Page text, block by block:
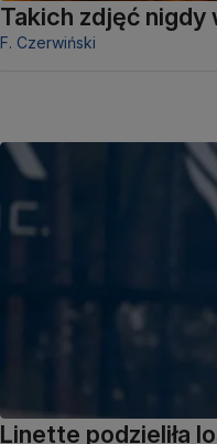
Takich zdjęć nigdy
F. Czerwiński
Linette podzieliła